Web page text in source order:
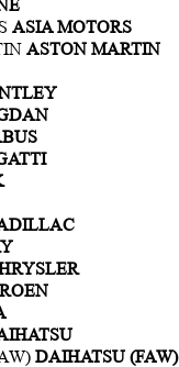
ASIA MOTORS
ASTON MARTIN
DAIHATSU (FAW)